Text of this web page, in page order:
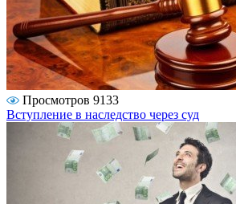
Просмотров 9133
Вступление в наследство через суд